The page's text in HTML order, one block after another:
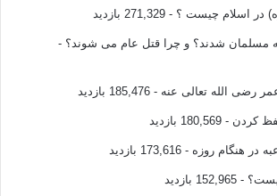
در اسلام چیست ؟ - 271,329 بازدید
مسلمان شدند؟ و چرا قتل عام می شوند؟ -
رضی الله تعالی عنه - 185,476 بازدید
کردن - 180,569 بازدید
در هنگام روزه - 173,616 بازدید
- 152,965 بازدید